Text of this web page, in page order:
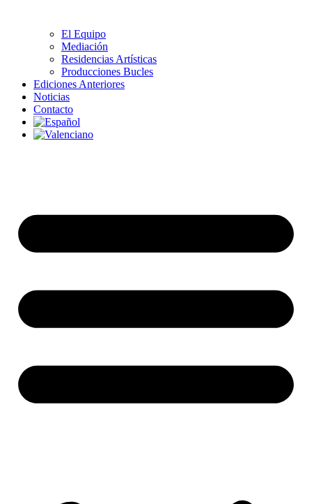
El Equipo
Mediación
Residencias Artísticas
Producciones Bucles
Ediciones Anteriores
Noticias
Contacto